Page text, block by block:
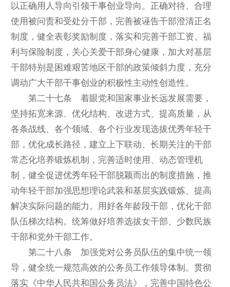
以正确用人导向引领干事创业导向。正确对待、合理
使用被问责和受处分干部，完善被诬告干部澄清正名
制度，健全表彰奖励制度，落实和完善干部工资、福
利与保险制度，关心关爱干部身心健康，加大对基层
干部特别是困难艰苦地区干部的政策倾斜力度，充分
调动广大干部干事创业的积极性主动性创造性。
第二十七条 着眼党和国家事业长远发展需要，
坚持拓宽来源、优化结构、改进方式、提高质量，从
各条战线、各个领域、各个行业发现选拔优秀年轻干
部，优化成长路径，建立上下联动、长期关注的干部
常态化培养锻炼机制，完善适时使用、动态管理机
制，健全促进优秀年轻干部脱颖而出的制度措施，推
动年轻干部加强思想理论武装和基层实践锻炼、提高
解决实际问题的能力。用好各年龄段干部，优化干部
队伍梯次结构。统筹做好培养选拔女干部、少数民族
干部和党外干部工作。
第二十八条 加强党对公务员队伍的集中统一领
导，健全统一规范高效的公务员工作领导体制。贯彻
落实《中华人民共和国公务员法》，完善中国特色公